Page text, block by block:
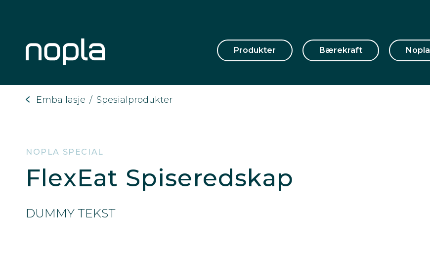
Produkter Bærekraft Nopla
Emballasje / Spesialprodukter
NOPLA SPECIAL
FlexEat Spiseredskap
DUMMY TEKST